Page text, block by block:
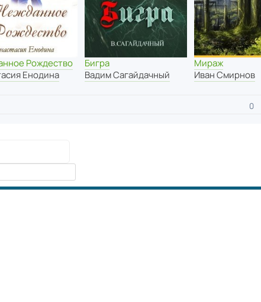
Рождество
Енодина
Бигра
Вадим Сагайдачный
Мираж
Иван Смирнов
0